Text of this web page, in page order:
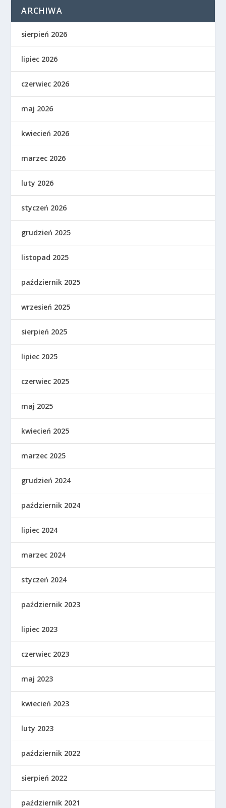
ARCHIWA
sierpień 2026
lipiec 2026
czerwiec 2026
maj 2026
kwiecień 2026
marzec 2026
luty 2026
styczeń 2026
grudzień 2025
listopad 2025
październik 2025
wrzesień 2025
sierpień 2025
lipiec 2025
czerwiec 2025
maj 2025
kwiecień 2025
marzec 2025
grudzień 2024
październik 2024
lipiec 2024
marzec 2024
styczeń 2024
październik 2023
lipiec 2023
czerwiec 2023
maj 2023
kwiecień 2023
luty 2023
październik 2022
sierpień 2022
październik 2021